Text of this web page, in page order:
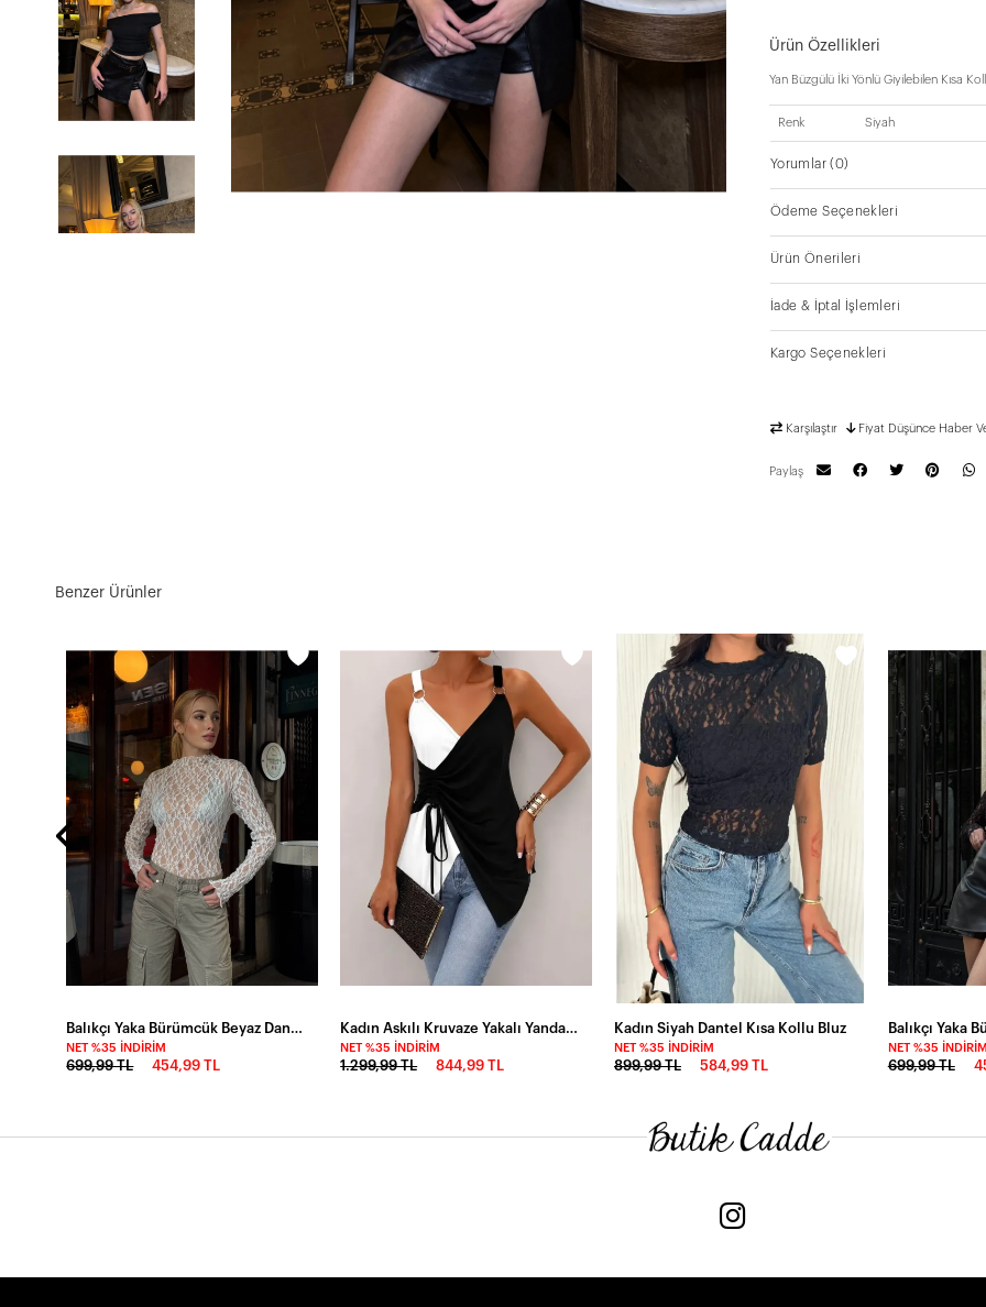
Ürün Özellikleri
Yan Büzgülü İki Yönlü Giyilebilen Kısa
Renk Siyah
Yorumlar(0)
Ödeme Seçenekleri
Ürün Önerileri
İade & İptal İşlemleri
Kargo Seçenekleri
Karşılaştır Fiyat Düşünce Haber
Paylaş
Benzer Ürünler
Balıkçı Yaka Bürümcük Beyaz Dantel Bluz
NET %35 İNDIRIM
699,99 TL 454,99 TL
Kadın Askılı Kruvaze Yakalı Yandan Bağlamalı Viskon Bluz
NET %35 İNDIRIM
1.299,99 TL 844,99 TL
Kadın Siyah Dantel Kısa Kollu Bluz
NET %35 İNDIRIM
899,99 TL 584,99 TL
NET %35 İNDIRIM
699,99 TL